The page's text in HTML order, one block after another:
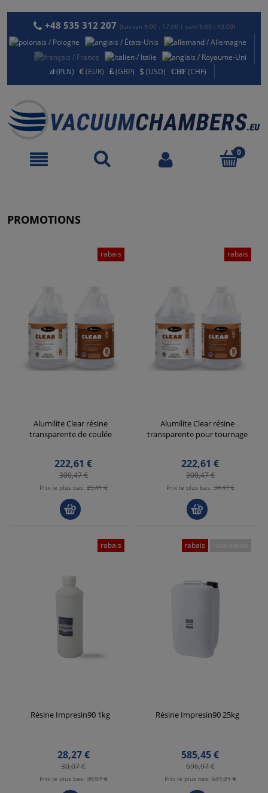
+48 535 312 207 (lun-ven 9:00 : 17:00 | sam 9:00 : 13:00)
(PLN) (EUR) (GBP) (USD) (CHF)
PROMOTIONS
Alumilite Clear résine
transparente de coulée
222,61 €
300,47 €
Prix ​​le plus bas: 25,41 €
rabais
Alumilite Clear résine
transparente pour tournage
222,61 €
300,47 €
Prix ​​le plus bas: 34,47 €
rabais
Résine Impresin90 1kg
28,27 €
30,07 €
Prix ​​le plus bas: 30,07 €
rabais
Résine Impresin90 25kg
585,45 €
696,97 €
Prix ​​le plus bas: 641,21 €
rabais